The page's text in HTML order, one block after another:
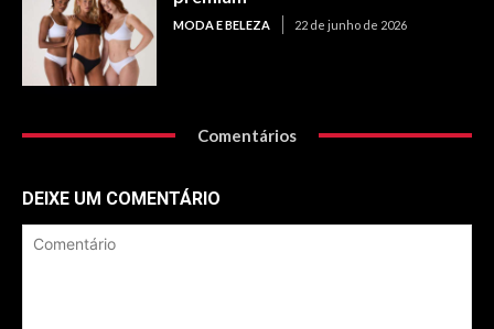
MODA E BELEZA 22 de junho de 2026
Comentários
DEIXE UM COMENTÁRIO